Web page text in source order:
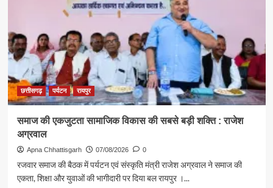
राजेश
अग्रवाल
दिया
स्वदेशी
अपनाने
का
संदेश
छत्तीसगढ़ पर्यटन रायपुर
समाज की एकजुटता सामाजिक विकास की सबसे बड़ी शक्ति : राजेश
अग्रवाल
Apna Chhattisgarh 07/08/2026 0
रजवार समाज की बैठक में पर्यटन एवं संस्कृति मंत्री राजेश अग्रवाल ने समाज की
एकता, शिक्षा और युवाओं की भागीदारी पर दिया बल रायपुर ।...